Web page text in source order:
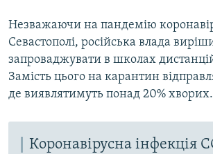
Незважаючи на пандемію
Севастополі, російська влада
запроваджувати в школах
Замість цього на карантин
де виявлятимуть понад 20% хворих.
Коронавірусна інфекція